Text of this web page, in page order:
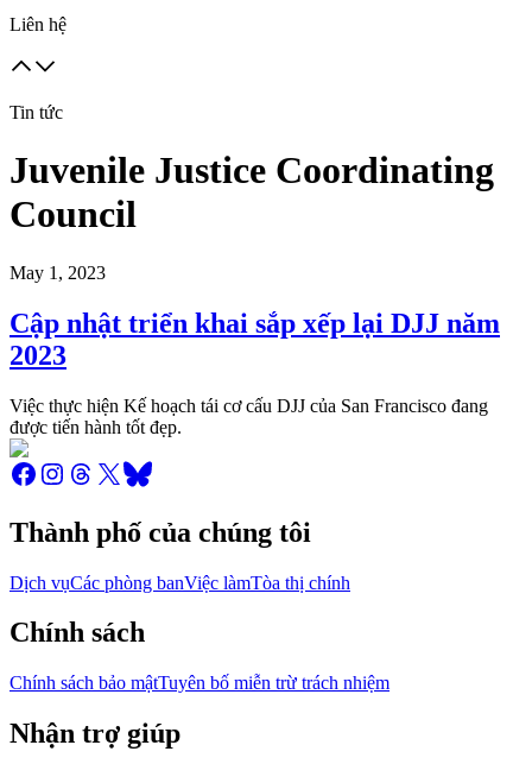
Liên hệ
Tin tức
Juvenile Justice Coordinating
Council
May 1, 2023
Cập nhật triển khai sắp xếp lại DJJ năm
2023
Việc thực hiện Kế hoạch tái cơ cấu DJJ của San Francisco đang
được tiến hành tốt đẹp.
Thành phố của chúng tôi
Dịch vụCác phòng banViệc làmTòa thị chính
Chính sách
Chính sách bảo mậtTuyên bố miễn trừ trách nhiệm
Nhận trợ giúp